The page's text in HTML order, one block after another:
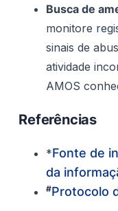
Busca de
monitore
sinais de
atividade
AMOS
Referências
*Fonte de
da
#Protocolo